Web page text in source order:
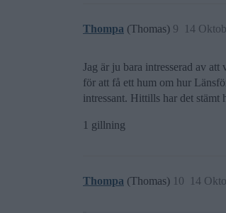
Thompa (Thomas) 14
9
Jag är ju bara intresserad av
för att få ett hum om hur
intressant. Hittills har det stämt
1 gillning
Thompa (Thomas) 14
10